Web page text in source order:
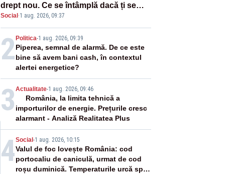
drept nou. Ce se întâmplă dacă ți se
strică un produs
Social ·1 aug. 2026, 09:37
2 Politica-1 aug. 2026, 09:39
Piperea, semnal de alarmă. De ce este
bine să avem bani cash, în contextul
alertei energetice?
3 Actualitate-1 aug. 2026, 09:46
România, la limita tehnică a
importurilor de energie. Prețurile cresc
alarmant - Analiză Realitatea Plus
4Social -1 aug. 2026, 10:15
Valul de foc lovește România: cod
portocaliu de caniculă, urmat de cod
roșu duminică. Temperaturile urcă spre